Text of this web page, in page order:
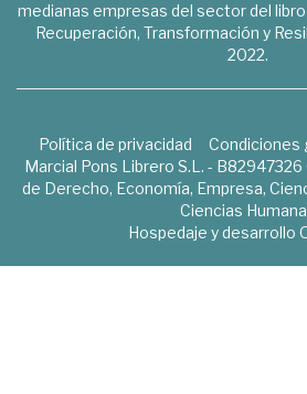
medianas empresas del sector del
Recuperación, Transformación y
2022.
Política de privacidad Condiciones
Marcial Pons Librero S.L. -
de Derecho, Economía, Empresa,
Ciencias
Hospedaje y desarrollo